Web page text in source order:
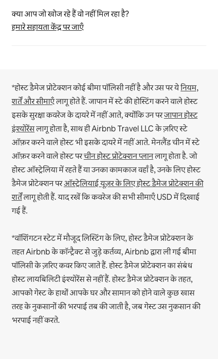
क्या आप जो खोज रहे हैं वो नहीं मिल रहा है?
हमारे सहायता केंद्र पर जाएँ
*होस्ट डैमेज प्रोटेक्शन कोई बीमा पॉलिसी नहीं है और उस पर येनियम,
शर्तें और सीमाएँलागू होते हैं.जापान में स्टे की होस्टिंग करने वाले होस्ट
इसके सुरक्षा कवरेज के दायरे में नहीं आते, क्योंकि उन परजापान होस्ट
इंश्योरेंसलागू होता है, साथ ही Airbnb Travel LLC के ज़रिए स्टे
ऑफ़र करने वाले होस्ट भी इसके दायरे में नहीं आते.मेनलैंड चीन में स्टे
ऑफ़र करने वाले होस्ट परचीन होस्ट प्रोटेक्शन प्लानलागू होता है.जो
होस्ट ऑस्ट्रेलिया में रहते हैं या उनका कामकाज वहाँ है, उनके लिए होस्ट
डैमेज प्रोटेक्शन परऑस्ट्रेलियाई यूज़र के लिए होस्ट डैमेज प्रोटेक्शन की
शर्तेंलागू होती हैं. याद रखें कि कवरेज की सभी सीमाएँ USD में दिखाई
गई हैं.
*वॉशिंगटन स्टेट में मौजूद लिस्टिंग के लिए, होस्ट डैमेज प्रोटेक्शन के
तहत Airbnb के कॉन्ट्रैक्ट से जुड़े कर्तव्य, Airbnb द्वारा ली गई बीमा
पॉलिसी के ज़रिए कवर किए जाते हैं. होस्ट डैमेज प्रोटेक्शन का संबंध
होस्ट लायबिलिटी इंश्योरेंस से नहीं हैं. होस्ट डैमेज प्रोटेक्शन के तहत,
आपको गेस्ट के हाथों आपके घर और सामान को होने वाले कुछ खास
तरह के नुकसानों की भरपाई तब की जाती है, जब गेस्ट उस नुकसान की
भरपाई नहीं करते.